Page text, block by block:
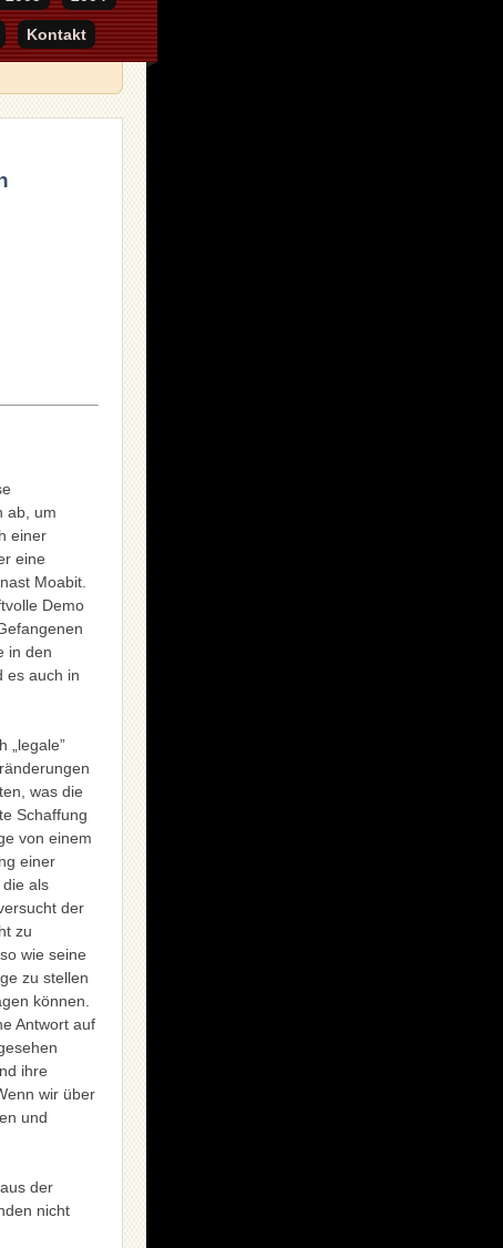
Kontakt
ab, um
einer
eine
Moabit.
Demo
in den
es auch in
„legale”
was die
Schaffung
von einem
einer
als
der
zu
wie seine
zu stellen
können.
Antwort auf
ihre
wir über
und
der
nicht